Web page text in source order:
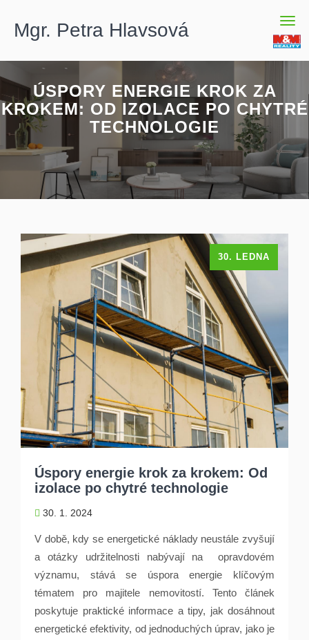
Mgr. Petra Hlavsová
ÚSPORY ENERGIE KROK ZA
KROKEM: OD IZOLACE PO CHYTRÉ
TECHNOLOGIE
Úspory energie krok za krokem: Od
izolace po chytré technologie
30. 1. 2024
30. LEDNA
V době, kdy se energetické náklady neustále zvyšují
a otázky udržitelnosti nabývají na opravdovém
významu, stává se úspora energie klíčovým
tématem pro majitele nemovitostí. Tento článek
poskytuje praktické informace a tipy, jak dosáhnout
energetické efektivity, od jednoduchých úprav, jako je